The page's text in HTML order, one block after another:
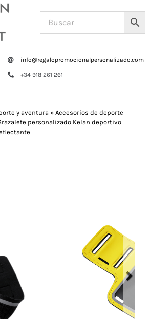
info@regalopromocionalpersonalizado.com
+34 918 261 261
y aventura » Accesorios de deporte
personalizado Kelan deportivo